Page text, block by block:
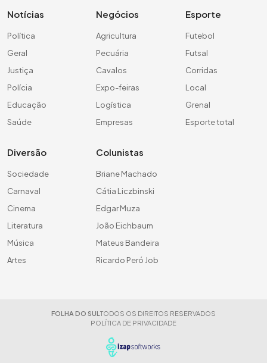
Notícias
Política
Geral
Justiça
Polícia
Educação
Saúde
Negócios
Agricultura
Pecuária
Cavalos
Expo-feiras
Logística
Empresas
Esporte
Futebol
Futsal
Corridas
Local
Grenal
Esporte total
Diversão
Sociedade
Carnaval
Cinema
Literatura
Música
Artes
Colunistas
Briane Machado
Cátia Liczbinski
Edgar Muza
João Eichbaum
Mateus Bandeira
Ricardo Peró Job
FOLHA DO SUL TODOS OS DIREITOS RESERVADOS
POLÍTICA DE PRIVACIDADE